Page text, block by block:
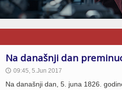
Na današnji dan
🕔 09:45, 5.Jun 2017
Na današnji dan, 5. juna 1826.